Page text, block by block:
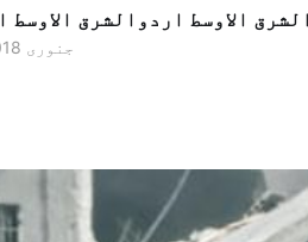
الشرق الاوسط اردوالشرق الاوسط
11 جنوری 2018